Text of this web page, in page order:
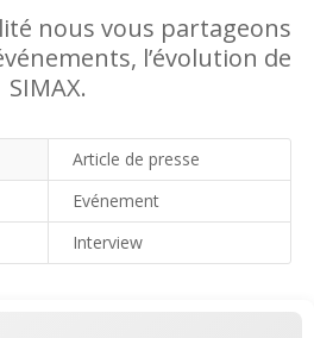
nous vous partageons
l’évolution de
SIMAX.
Article de presse
Evénement
Interview